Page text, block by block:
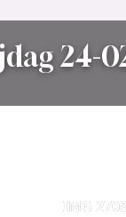
24-
IMG